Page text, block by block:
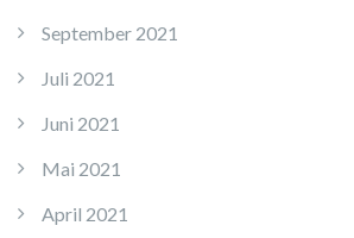
September 2021
Juli 2021
Juni 2021
Mai 2021
April 2021